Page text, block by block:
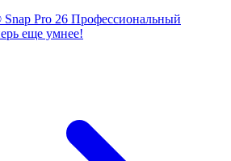
Snap Pro 26 Профессиональный
еще умнее!